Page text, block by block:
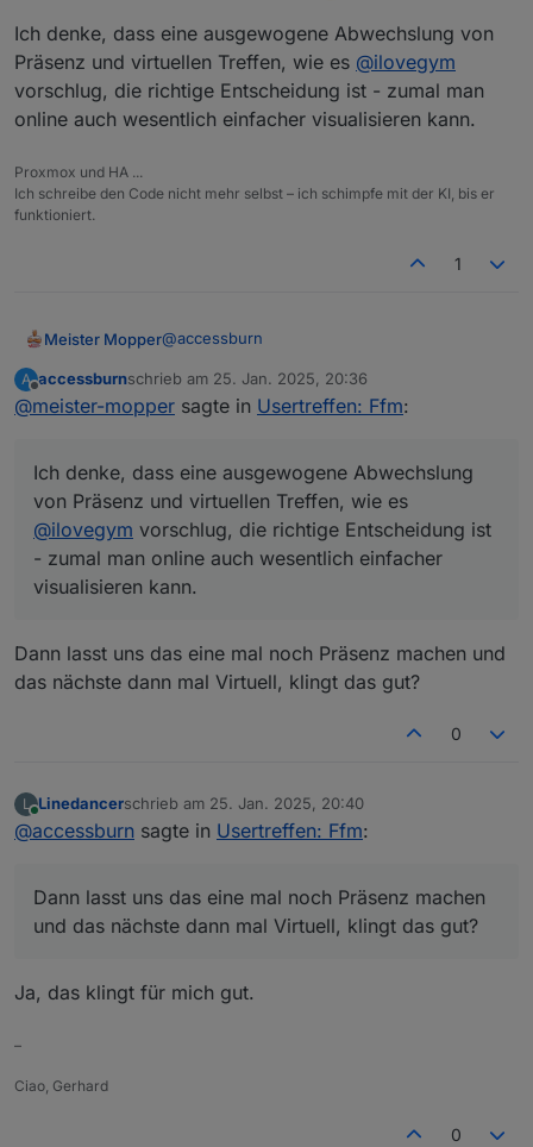
Ich denke, dass eine ausgewogene Abwechslung von
Präsenz und virtuellen Treffen, wie es @ilovegym
vorschlug, die richtige Entscheidung ist - zumal man
online auch wesentlich einfacher visualisieren kann.
Proxmox und HA ...
Ich schreibe den Code nicht mehr selbst – ich schimpfe mit der KI, bis er
funktioniert.
1
Meister Mopper@accessburn
Ich habe jetzt mal einen Termin im März
bestätigt.
Stromflaute, weil mein Pkw sich den Wolf lädt
).
Ich denke, dass eine ausgewogene
Abwechslung von Präsenz und virtuellen
Treffen, wie es
@ ilovegym
vorschlug, die
richtige Entscheidung ist - zumal man online
auch wesentlich einfacher visualisieren kann.
A
Offline
accessburnschrieb am 25. Jan. 2025, 20:36
zuletzt editiert von
@meister-mopper sagte in Usertreffen: Ffm:
Ich denke, dass eine ausgewogene Abwechslung
von Präsenz und virtuellen Treffen, wie es
@ilovegym vorschlug, die richtige Entscheidung ist
- zumal man online auch wesentlich einfacher
visualisieren kann.
Dann lasst uns das eine mal noch Präsenz machen und
das nächste dann mal Virtuell, klingt das gut?
0
L Linedancerschrieb am 25. Jan. 2025, 20:40
zuletzt editiert von
@accessburn sagte in Usertreffen: Ffm:
Dann lasst uns das eine mal noch Präsenz machen
und das nächste dann mal Virtuell, klingt das gut?
Ja, das klingt für mich gut.
–
Ciao, Gerhard
0